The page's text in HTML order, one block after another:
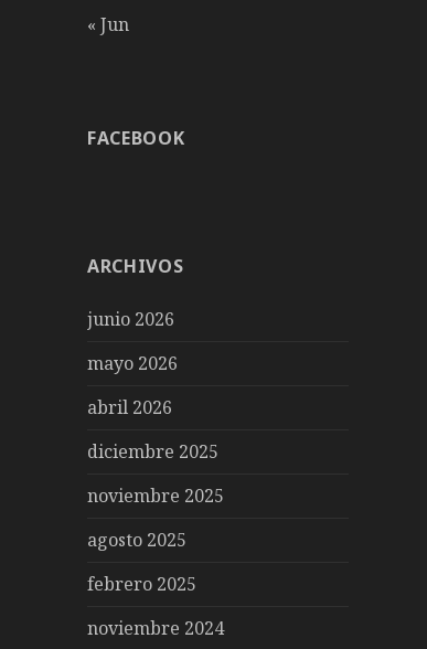
« Jun
FACEBOOK
ARCHIVOS
junio 2026
mayo 2026
abril 2026
diciembre 2025
noviembre 2025
agosto 2025
febrero 2025
noviembre 2024